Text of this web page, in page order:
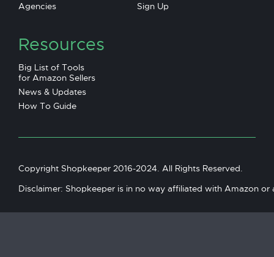
Agencies
Sign Up
Resources
Big List of Tools
for Amazon Sellers
News & Updates
How To Guide
Copyright Shopkeeper 2016-2024. All Rights Reserved.
Disclaimer: Shopkeeper is in no way affiliated with Amazon or